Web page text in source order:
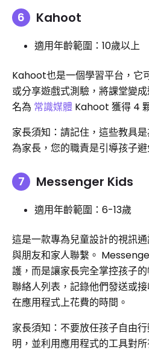
Kahoot
適用年齡範圍：10歲以上
Kahoot也是一個學習平台，它
或分享遊戲式測驗，將課堂變
名為 常識媒體 Kahoot 獲得 4
家長須知：請記住，這些教具
為家長，您的職責是引導孩子
Messenger Kids
適用年齡範圍：6-13歲
這是一款專為兒童設計的視訊
與朋友和家人聯繫。
護，而是讓家長完全掌控孩子
聯絡人列表，記錄他們發送或
在應用程式上花費的時間。
家長須知：不要放任孩子自由
明，並利用應用程式的工具對